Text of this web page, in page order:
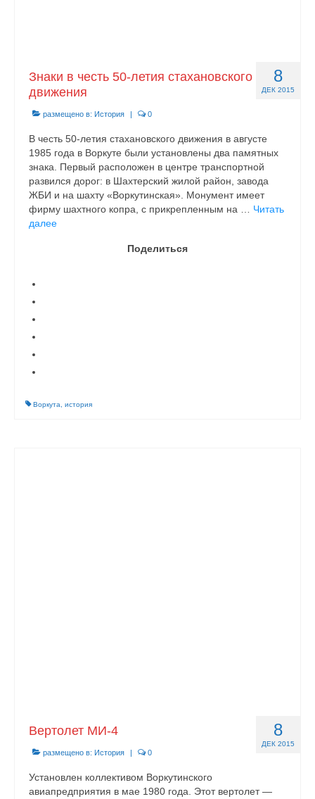
8
ДЕК 2015
Знаки в честь 50-летия стахановского
движения
размещено в: История | 0
В честь 50-летия стахановского движения в августе
1985 года в Воркуте были установлены два памятных
знака. Первый расположен в центре транспортной
развился дорог: в Шахтерский жилой район, завода
ЖБИ и на шахту «Воркутинская». Монумент имеет
фирму шахтного копра, с прикрепленным на … Читать
далее
Поделиться
Воркута история
8
ДЕК 2015
Вертолет МИ-4
размещено в: История | 0
Установлен коллективом Воркутинского
авиапредприятия в мае 1980 года. Этот вертолет —